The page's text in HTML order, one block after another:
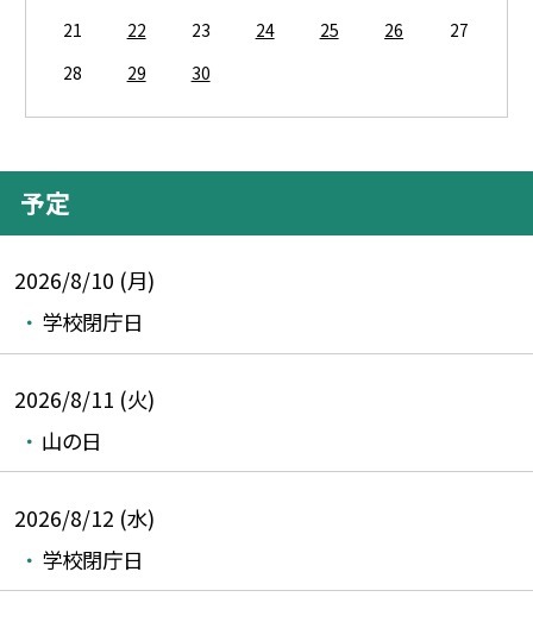
21
22 23 24 25 26
27
28
29 30
予定
2026/8/10 (月)
学校閉庁日
2026/8/11 (火)
山の日
2026/8/12 (水)
学校閉庁日